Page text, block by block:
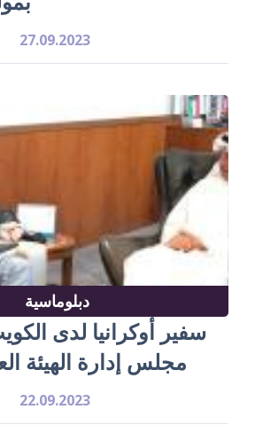
27.09.2023
دبلوماسية
سفير أوكرانيا لدى
مجلس إدارة الهيئة
22.09.2023